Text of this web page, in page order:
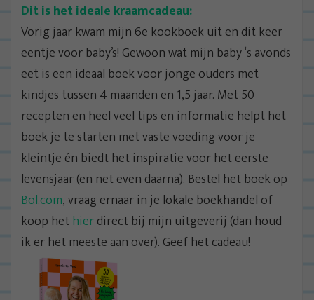
Dit is het ideale kraamcadeau:
Vorig jaar kwam mijn 6e kookboek uit en dit keer
eentje voor baby’s! Gewoon wat mijn baby ‘s avonds
eet is een ideaal boek voor jonge ouders met
kindjes tussen 4 maanden en 1,5 jaar. Met 50
recepten en heel veel tips en informatie helpt het
boek je te starten met vaste voeding voor je
kleintje én biedt het inspiratie voor het eerste
levensjaar (en net even daarna). Bestel het boek op
Bol.com, vraag ernaar in je lokale boekhandel of
koop het hierdirect bij mijn uitgeverij (dan houd
ik er het meeste aan over). Geef het cadeau!